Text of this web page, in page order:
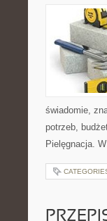
świadomie,
potrzeb,
Pielęgnacja.